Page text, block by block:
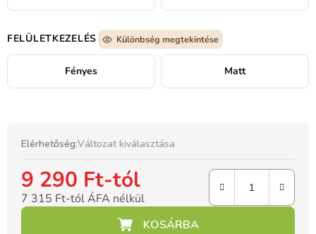
FELÜLETKEZELÉS Különbség megtekintése
Fényes Matt
Elérhetőség:Változat kiválasztása
9 290 Ft-tól
7 315 Ft-tól ÁFA nélkül